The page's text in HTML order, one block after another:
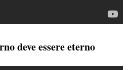
deve essere eterno